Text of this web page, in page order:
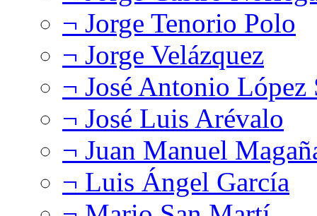
¬ Jorge Tenorio Polo
¬ Jorge Velázquez
¬ José Antonio López
¬ José Luis Arévalo
¬ Juan Manuel
¬ Luis Ángel García